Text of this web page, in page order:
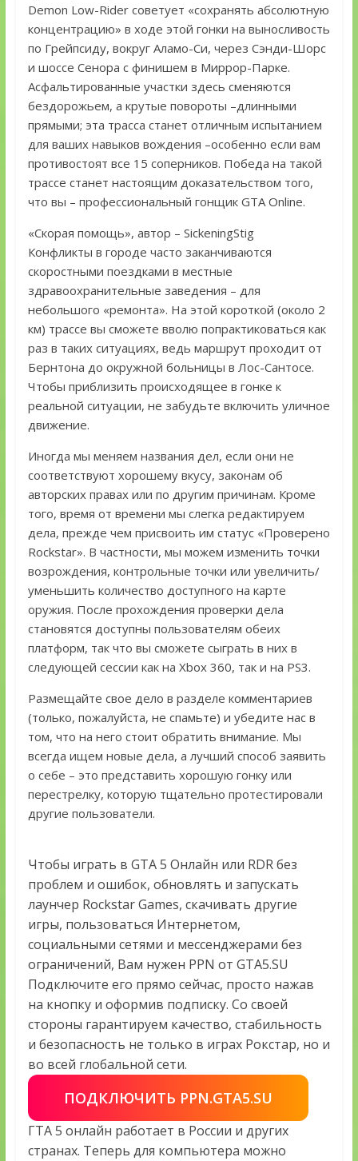
Demon Low-Rider советует «сохранять абсолютную
концентрацию» в ходе этой гонки на выносливость
по Грейпсиду, вокруг Аламо-Си, через Сэнди-Шорс
и шоссе Сенора с финишем в Миррор-Парке.
Асфальтированные участки здесь сменяются
бездорожьем, а крутые повороты –длинными
прямыми; эта трасса станет отличным испытанием
для ваших навыков вождения –особенно если вам
противостоят все 15 соперников. Победа на такой
трассе станет настоящим доказательством того,
что вы – профессиональный гонщик GTA Online.
«Скорая помощь», автор – SickeningStig
Конфликты в городе часто заканчиваются
скоростными поездками в местные
здравоохранительные заведения – для
небольшого «ремонта». На этой короткой (около 2
км) трассе вы сможете вволю попрактиковаться как
раз в таких ситуациях, ведь маршрут проходит от
Бернтона до окружной больницы в Лос-Сантосе.
Чтобы приблизить происходящее в гонке к
реальной ситуации, не забудьте включить уличное
движение.
Иногда мы меняем названия дел, если они не
соответствуют хорошему вкусу, законам об
авторских правах или по другим причинам. Кроме
того, время от времени мы слегка редактируем
дела, прежде чем присвоить им статус «Проверено
Rockstar». В частности, мы можем изменить точки
возрождения, контрольные точки или увеличить/
уменьшить количество доступного на карте
оружия. После прохождения проверки дела
становятся доступны пользователям обеих
платформ, так что вы сможете сыграть в них в
следующей сессии как на Xbox 360, так и на PS3.
Размещайте свое дело в разделе комментариев
(только, пожалуйста, не спамьте) и убедите нас в
том, что на него стоит обратить внимание. Мы
всегда ищем новые дела, а лучший способ заявить
о себе – это представить хорошую гонку или
перестрелку, которую тщательно протестировали
другие пользователи.
Чтобы играть в GTA 5 Онлайн или RDR без
проблем и ошибок, обновлять и запускать
лаунчер Rockstar Games, скачивать другие
игры, пользоваться Интернетом,
социальными сетями и мессенджерами без
ограничений, Вам нужен PPN от GTA5.SU
Подключите его прямо сейчас, просто нажав
на кнопку и оформив подписку. Со своей
стороны гарантируем качество, стабильность
и безопасность не только в играх Рокстар, но и
во всей глобальной сети.
ПОДКЛЮЧИТЬ PPN.GTA5.SU
ГТА 5 онлайн работает в России и других
странах. Теперь для компьютера можно